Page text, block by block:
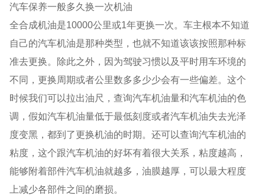
汽车保养一般多久换一次机油
全合成机油是10000公里或1年更换一次。车主根本不知道
自己的汽车机油是那种类型，也就不知道该该按照那种标
准去更换。除此之外，因为驾驶习惯以及平时用车环境的
不同，更换周期或者公里数多多少少会有一些偏差。这个
时候我们可以拉出油尺，查询汽车机油量和汽车机油的色
调，假如汽车机油量低于最低刻度或者汽车机油失去光泽
度变黑，都到了更换机油的时期。还可以查询汽车机油的
粘度，这个跟汽车机油的好坏有着很大关系，粘度越高，
能够附着部件汽车机油就越多，油膜越厚，可以最大程度
上减少各部件之间的磨损。